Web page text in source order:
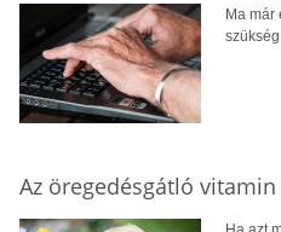
Ma már
Az öregedésgátló vitamin